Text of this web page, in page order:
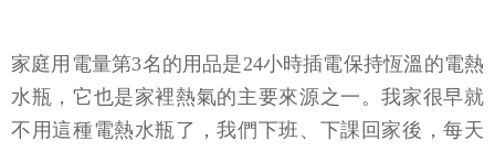
家庭用電量第3名的用品是24小時插電保持恆溫的電熱
水瓶，它也是家裡熱氣的主要來源之一。我家很早就
不用這種電熱水瓶了，我們下班、下課回家後，每天